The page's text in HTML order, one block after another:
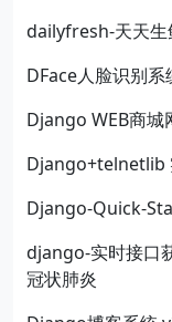
dailyfresh-天天生
DFace人脸识别系
Django WEB商城
Django+telnetlib
Django-Quick-
django-实时接口
冠状肺炎